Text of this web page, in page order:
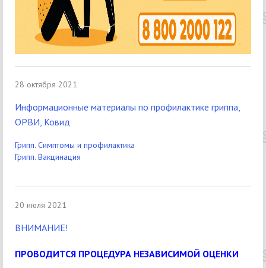
28 октября 2021
Информационные материалы по профилактике гриппа,
ОРВИ, Ковид
Грипп. Симптомы и профилактика
Грипп. Вакцинация
20 июля 2021
ВНИМАНИЕ!
ПРОВОДИТСЯ ПРОЦЕДУРА НЕЗАВИСИМОЙ ОЦЕНКИ